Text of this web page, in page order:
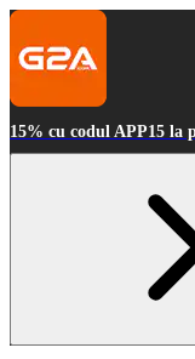
15% cu codul APP15 la